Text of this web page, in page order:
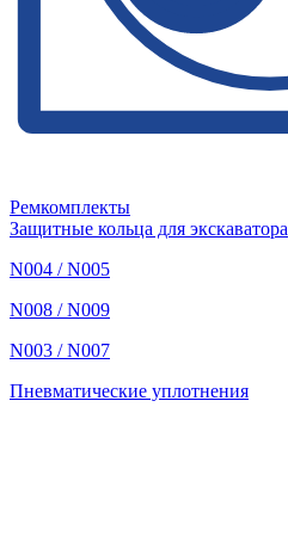
Ремкомплекты
Защитные кольца для экскаватора
N004 / N005
N008 / N009
N003 / N007
Пневматические уплотнения